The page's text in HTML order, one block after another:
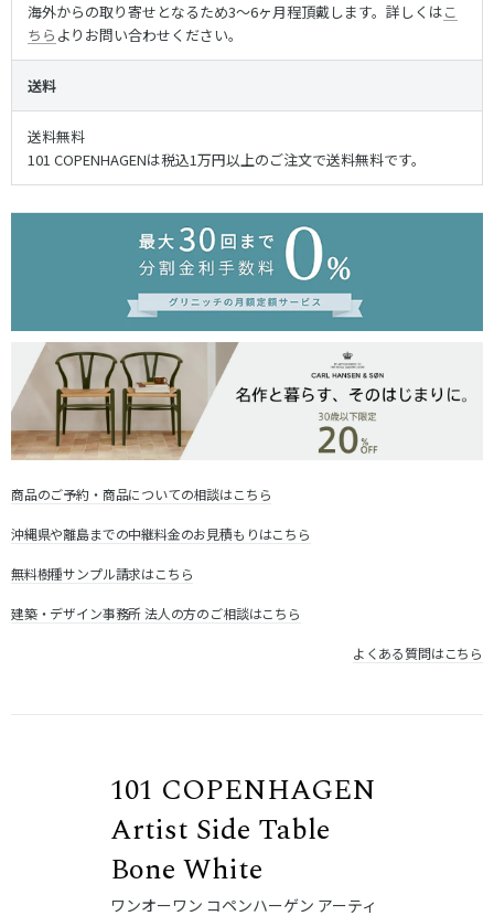
海外からの取り寄せとなるため3〜6ヶ月程頂戴します。詳しくはこ
ちら よりお問い合わせください。
送料
送料無料
101 COPENHAGENは税込1万円以上のご注文で送料無料です。
商品のご予約・商品についての相談はこちら
沖縄県や離島までの中継料金のお見積もりはこちら
無料樹種サンプル請求はこちら
建築・デザイン事務所 法人の方のご相談はこちら
よくある質問はこちら
101 COPENHAGEN
Artist Side Table
Bone White
ワンオーワン コペンハーゲン アーティ